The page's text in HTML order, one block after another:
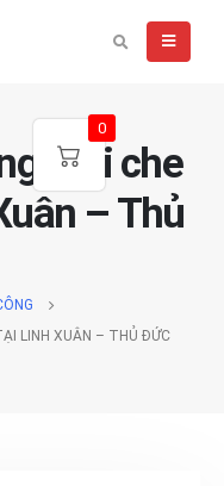
mái che
– Thủ
LINH XUÂN – THỦ ĐỨC
0